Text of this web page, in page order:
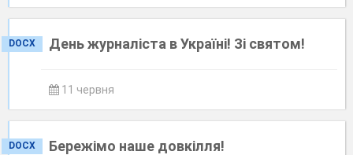
DOCX День журналіста в Україні! Зі святом!
11 червня
DOCX Бережімо наше довкілля!